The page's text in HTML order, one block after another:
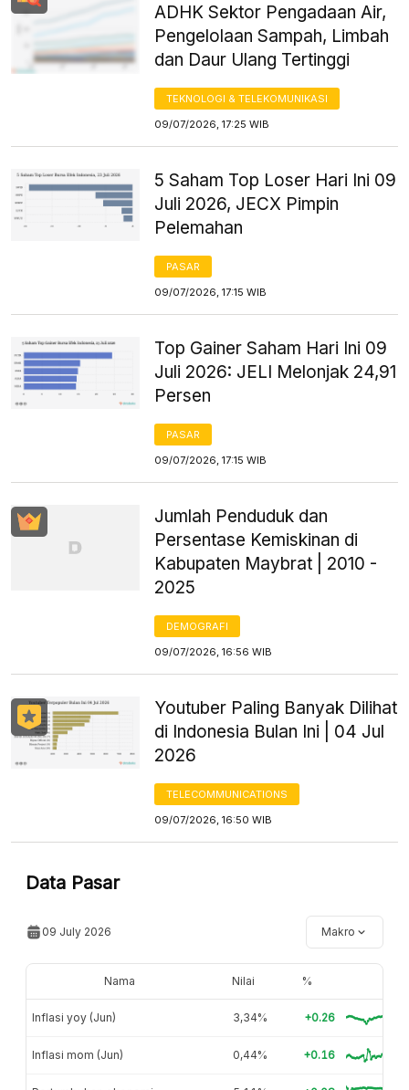
ADHK Sektor Pengadaan Air,
Pengelolaan Sampah, Limbah
dan Daur Ulang Tertinggi
TEKNOLOGI & TELEKOMUNIKASI
09/07/2026, 17:25 WIB
5 Saham Top Loser Hari Ini 09
Juli 2026, JECX Pimpin
Pelemahan
PASAR
09/07/2026, 17:15 WIB
Top Gainer Saham Hari Ini 09
Juli 2026: JELI Melonjak 24,91
Persen
PASAR
09/07/2026, 17:15 WIB
Jumlah Penduduk dan
Persentase Kemiskinan di
Kabupaten Maybrat | 2010 -
2025
DEMOGRAFI
09/07/2026, 16:56 WIB
Youtuber Paling Banyak Dilihat
di Indonesia Bulan Ini | 04 Jul
2026
TELECOMMUNICATIONS
09/07/2026, 16:50 WIB
Data Pasar
09 July 2026 Makro
Nama Nilai %
Inflasi yoy (Jun) 3,34% +0.26
Inflasi mom (Jun) 0,44% +0.16